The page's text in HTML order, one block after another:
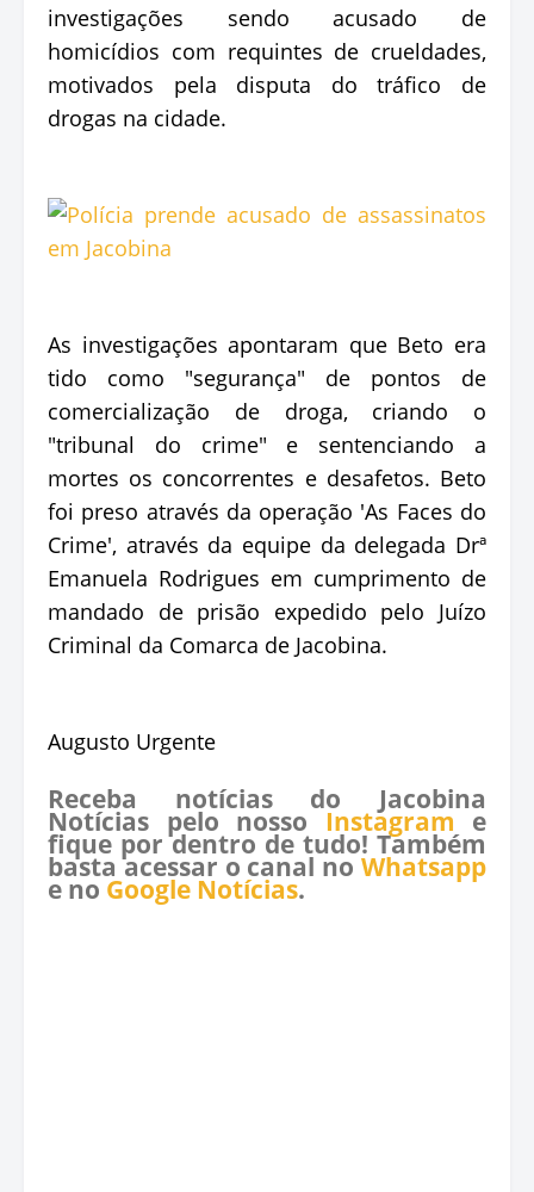
investigações sendo acusado de
homicídios com requintes de crueldades,
motivados pela disputa do tráfico de
drogas na cidade.
As investigações apontaram que Beto era
tido como "segurança" de pontos de
comercialização de droga, criando o
"tribunal do crime" e sentenciando a
mortes os concorrentes e desafetos. Beto
foi preso através da operação 'As Faces do
Crime', através da equipe da delegada Drª
Emanuela Rodrigues em cumprimento de
mandado de prisão expedido pelo Juízo
Criminal da Comarca de Jacobina.
Augusto Urgente
Receba notícias do Jacobina
Notícias pelo nosso Instagram e
fique por dentro de tudo! Também
basta acessar o canal no Whatsapp
e no Google Notícias.